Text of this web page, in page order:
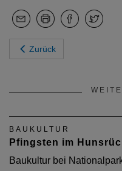
Zurück
BAUKULTUR
Pfingsten im
Baukultur bei